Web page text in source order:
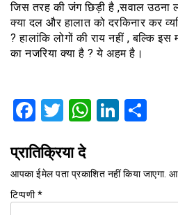
जिस तरह की जंग छिड़ी है ,सवाल उठना
क्या दल और हालात को दरकिनार कर
? हालांकि लोगों की राय नहीं , बल्कि
का नजरिया क्या है ? ये अहम है।
Facebook
Twitter
WhatsApp
प्रातिक्रिया दे
आपका ईमेल पता प्रकाशित नहीं किया जाएगा.
टिप्पणी*